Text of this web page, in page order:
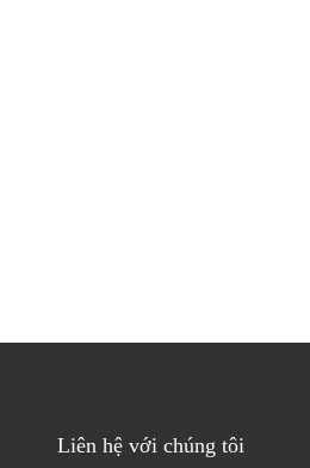
Liên hệ với chúng tôi